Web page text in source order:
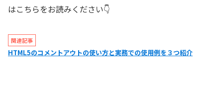
はこちらをお読みください👇
関連記事
HTML5のコメントアウトの使い方と実務での使用例を３つ紹介